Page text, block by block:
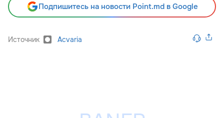
Подпишитесь на новости Point.md в Google
Источник Acvaria